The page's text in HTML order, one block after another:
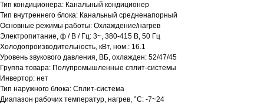
Тип кондиционера: Канальный кондиционер
Тип внутреннего блока: Канальный средненапорный
Основные режимы работы: Охлаждение/нагрев
Электропитание, ф / В / Гц: 3~, 380-415 В, 50 Гц
Холодопроизводительность, кВт, ном.: 16.1
Уровень звукового давления, ВБ, охлажден: 52/47/45
Группа товара: Полупромышленные сплит-системы
Инвертор: нет
Тип наружного блока: Сплит-система
Диапазон рабочих температур, нагрев, °C: -7~24